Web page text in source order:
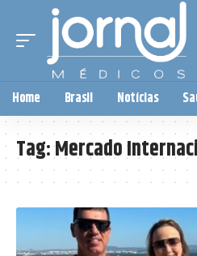
Home Brasil Notícias
Tag:Mercado